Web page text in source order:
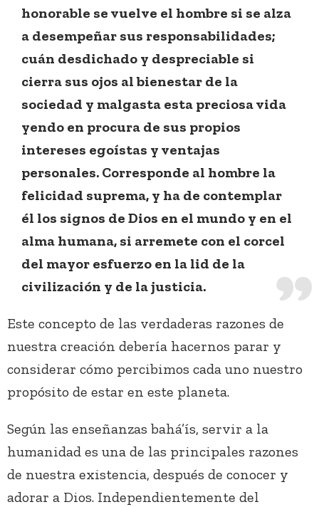
honorable se vuelve el hombre si se alza
a desempeñar sus responsabilidades;
cuán desdichado y despreciable si
cierra sus ojos al bienestar de la
sociedad y malgasta esta preciosa vida
yendo en procura de sus propios
intereses egoístas y ventajas
personales. Corresponde al hombre la
felicidad suprema, y ha de contemplar
él los signos de Dios en el mundo y en el
alma humana, si arremete con el corcel
del mayor esfuerzo en la lid de la
civilización y de la justicia.
Este concepto de las verdaderas razones de
nuestra creación debería hacernos parar y
considerar cómo percibimos cada uno nuestro
propósito de estar en este planeta.
Según las enseñanzas bahá’ís, servir a la
humanidad es una de las principales razones
de nuestra existencia, después de conocer y
adorar a Dios. Independientemente del